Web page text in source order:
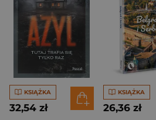
KSIĄŻKA
32,54 zł
KSIĄŻKA
26,36 zł